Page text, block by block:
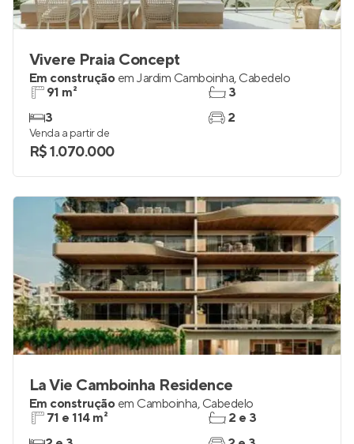
Vivere Praia Concept
Em construção em Jardim Camboinha, Cabedelo
91 m²
3
3
2
Venda a partir de
R$ 1.070.000
La Vie Camboinha Residence
Em construção em Camboinha, Cabedelo
71 e 114 m²
2 e 3